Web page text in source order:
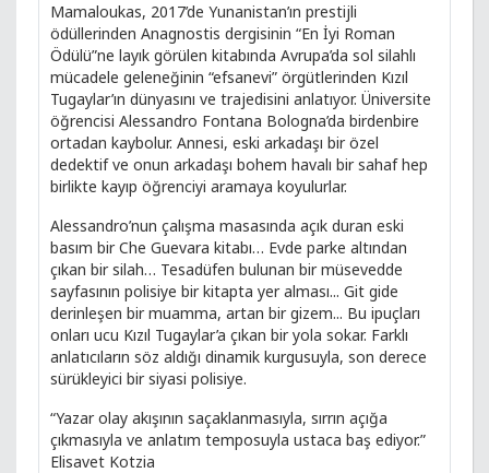
Mamaloukas, 2017’de Yunanistan’ın prestijli
ödüllerinden Anagnostis dergisinin “En İyi Roman
Ödülü”ne layık görülen kitabında Avrupa’da sol silahlı
mücadele geleneğinin “efsanevi” örgütlerinden Kızıl
Tugaylar’ın dünyasını ve trajedisini anlatıyor. Üniversite
öğrencisi Alessandro Fontana Bologna’da birdenbire
ortadan kaybolur. Annesi, eski arkadaşı bir özel
dedektif ve onun arkadaşı bohem havalı bir sahaf hep
birlikte kayıp öğrenciyi aramaya koyulurlar.
Alessandro’nun çalışma masasında açık duran eski
basım bir Che Guevara kitabı… Evde parke altından
çıkan bir silah… Tesadüfen bulunan bir müsevedde
sayfasının polisiye bir kitapta yer alması... Git gide
derinleşen bir muamma, artan bir gizem... Bu ipuçları
onları ucu Kızıl Tugaylar’a çıkan bir yola sokar. Farklı
anlatıcıların söz aldığı dinamik kurgusuyla, son derece
sürükleyici bir siyasi polisiye.
“Yazar olay akışının saçaklanmasıyla, sırrın açığa
çıkmasıyla ve anlatım temposuyla ustaca baş ediyor.”
Elisavet Kotzia